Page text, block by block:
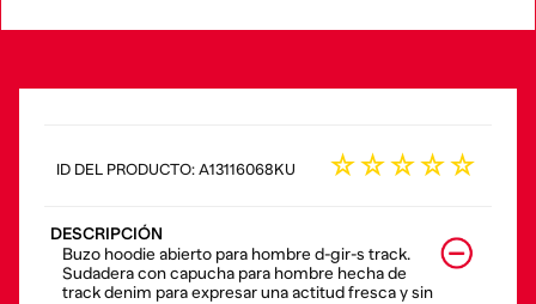
: A13116068KU ☆☆☆☆☆
DESCRIPCIÓN
Buzo hoodie abierto para hombre d-gir-s track.
Sudadera con capucha para hombre hecha de
track denim para expresar una actitud fresca y sin